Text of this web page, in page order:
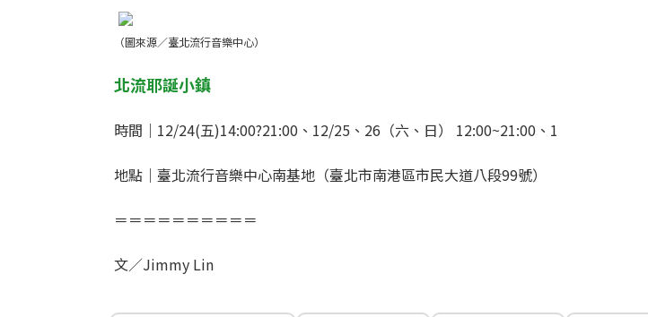
（圖來源／臺北流行音樂中心）
北流耶誕小鎮
時間｜12/24(五)14:00?21:00、12/25、26（六、日） 12:00~21:00、1
地點｜臺北流行音樂中心南基地（臺北市南港區市民大道八段99號）
＝＝＝＝＝＝＝＝＝＝
文／Jimmy Lin